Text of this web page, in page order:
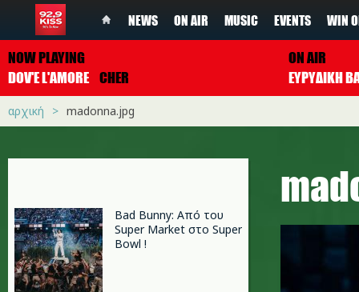
NEWS ON AIR MUSIC EVENTS WIN
NOW PLAYING
DOV'E L'AMORE CHER
ON AIR
ΕΥΡΥΔΙΚΗ
αρχική madonna.jpg
Bad Bunny: Από του
Super Market στο Super
Bowl !